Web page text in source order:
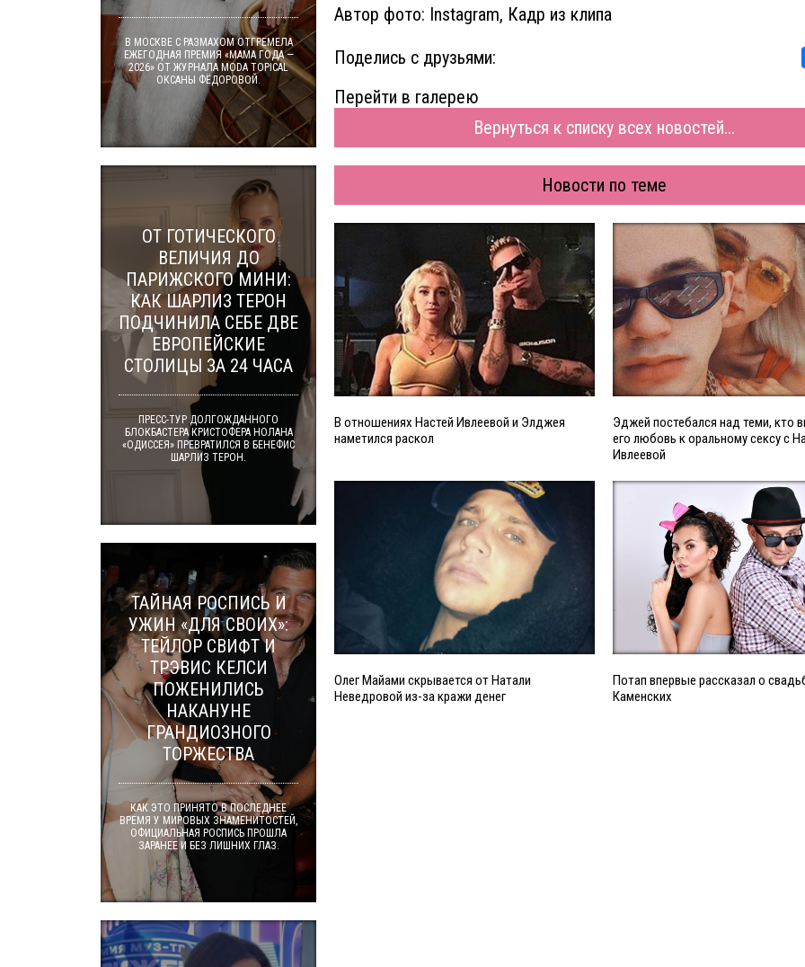
Автор фото: Instagram, Кадр из клипа
Поделись с друзьями:
Перейти в галерею
Вернуться к списку всех новостей...
Новости по теме
В отношениях Настей Ивлеевой и Элджея
наметился раскол
Эджей постебался над теми, кто
его любовь к оральному сексу с
Ивлеевой
Олег Майами скрывается от Натали
Неведровой из-за кражи денег
Потап впервые рассказал о
Каменских
В МОСКВЕ С РАЗМАХОМ ОТГРЕМЕЛА
ЕЖЕГОДНАЯ ПРЕМИЯ «МАМА ГОДА —
2026» ОТ ЖУРНАЛА MODA TOPICAL
ОКСАНЫ ФЁДОРОВОЙ.
ОТ ГОТИЧЕСКОГО
ВЕЛИЧИЯ ДО
ПАРИЖСКОГО МИНИ:
КАК ШАРЛИЗ ТЕРОН
ПОДЧИНИЛА СЕБЕ ДВЕ
ЕВРОПЕЙСКИЕ
СТОЛИЦЫ ЗА 24 ЧАСА
ПРЕСС-ТУР ДОЛГОЖДАННОГО
БЛОКБАСТЕРА КРИСТОФЕРА НОЛАНА
«ОДИССЕЯ» ПРЕВРАТИЛСЯ В БЕНЕФИС
ШАРЛИЗ ТЕРОН.
ТАЙНАЯ РОСПИСЬ И
УЖИН «ДЛЯ СВОИХ»:
ТЕЙЛОР СВИФТ И
ТРЭВИС КЕЛСИ
ПОЖЕНИЛИСЬ
НАКАНУНЕ
ГРАНДИОЗНОГО
ТОРЖЕСТВА
КАК ЭТО ПРИНЯТО В ПОСЛЕДНЕЕ
ВРЕМЯ У МИРОВЫХ ЗНАМЕНИТОСТЕЙ,
ОФИЦИАЛЬНАЯ РОСПИСЬ ПРОШЛА
ЗАРАНЕЕ И БЕЗ ЛИШНИХ ГЛАЗ.